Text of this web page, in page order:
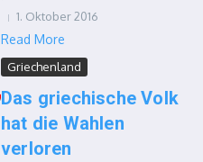
1. Oktober 2016
Read More
Griechenland
Das griechische Volk
hat die Wahlen
verloren